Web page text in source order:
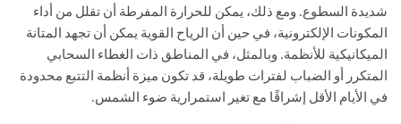
شديدة السطوع. ومع ذلك، يمكن للحرارة المفرطة أن تقلل من أداء
المكونات الإلكترونية، في حين أن الرياح القوية يمكن أن تجهد المتانة
الميكانيكية للأنظمة. وبالمثل، في المناطق ذات الغطاء السحابي
المتكرر أو الضباب لفترات طويلة، قد تكون ميزة أنظمة التتبع محدودة
في الأيام الأقل إشراقًا مع تغير استمرارية ضوء الشمس.